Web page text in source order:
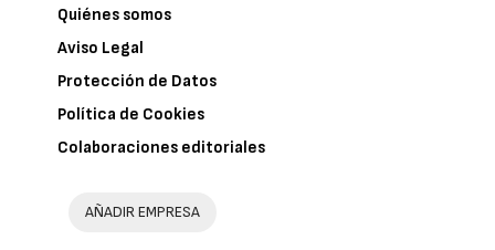
Quiénes somos
Aviso Legal
Protección de Datos
Política de Cookies
Colaboraciones editoriales
AÑADIR EMPRESA